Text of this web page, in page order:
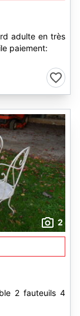
adulte en très
paiement:
2
2 fauteuils 4